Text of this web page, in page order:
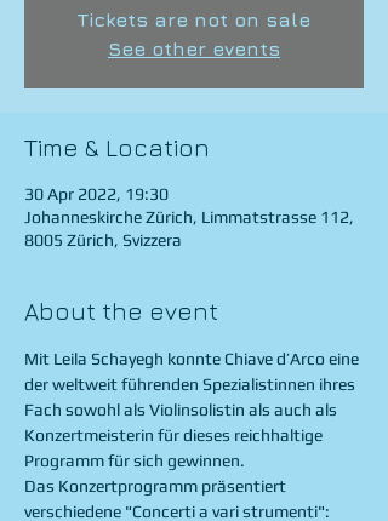
Tickets are not on sale
See other events
Time & Location
30 Apr 2022, 19:30
Johanneskirche Zürich, Limmatstrasse 112,
8005 Zürich, Svizzera
About the event
Mit Leila Schayegh konnte Chiave d’Arco eine
der weltweit führenden Spezialistinnen ihres
Fach sowohl als Violinsolistin als auch als
Konzertmeisterin für dieses reichhaltige
Programm für sich gewinnen.
Das Konzertprogramm präsentiert
verschiedene "Concerti a vari strumenti":